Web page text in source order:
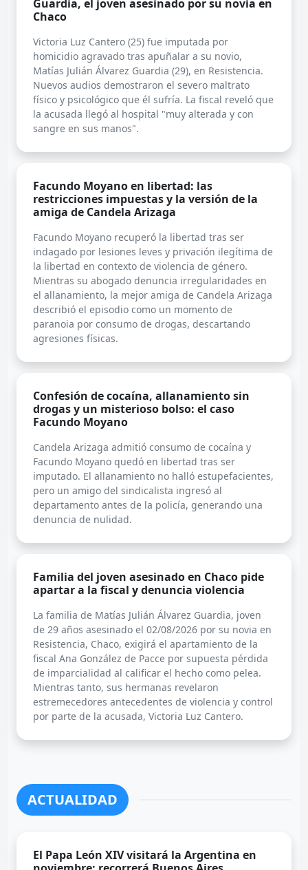
Guardia, el joven asesinado por su novia en
Chaco
Victoria Luz Cantero (25) fue imputada por
homicidio agravado tras apuñalar a su novio,
Matías Julián Álvarez Guardia (29), en Resistencia.
Nuevos audios demostraron el severo maltrato
físico y psicológico que él sufría. La fiscal reveló que
la acusada llegó al hospital "muy alterada y con
sangre en sus manos".
Facundo Moyano en libertad: las
restricciones impuestas y la versión de la
amiga de Candela Arizaga
Facundo Moyano recuperó la libertad tras ser
indagado por lesiones leves y privación ilegítima de
la libertad en contexto de violencia de género.
Mientras su abogado denuncia irregularidades en
el allanamiento, la mejor amiga de Candela Arizaga
describió el episodio como un momento de
paranoia por consumo de drogas, descartando
agresiones físicas.
Confesión de cocaína, allanamiento sin
drogas y un misterioso bolso: el caso
Facundo Moyano
Candela Arizaga admitió consumo de cocaína y
Facundo Moyano quedó en libertad tras ser
imputado. El allanamiento no halló estupefacientes,
pero un amigo del sindicalista ingresó al
departamento antes de la policía, generando una
denuncia de nulidad.
Familia del joven asesinado en Chaco pide
apartar a la fiscal y denuncia violencia
La familia de Matías Julián Álvarez Guardia, joven
de 29 años asesinado el 02/08/2026 por su novia en
Resistencia, Chaco, exigirá el apartamiento de la
fiscal Ana González de Pacce por supuesta pérdida
de imparcialidad al calificar el hecho como pelea.
Mientras tanto, sus hermanas revelaron
estremecedores antecedentes de violencia y control
por parte de la acusada, Victoria Luz Cantero.
ACTUALIDAD
El Papa León XIV visitará la Argentina en